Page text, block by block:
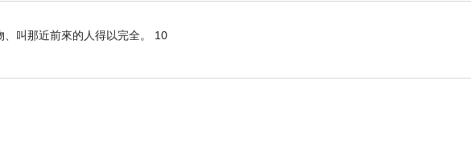
叫那近前來的人得以完全。 10